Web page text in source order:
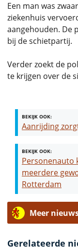
Een man was
ziekenhuis
aangehouden. De
bij de schietpartij.
Verder zoekt de
te krijgen over de
BEKIJK OOK:
Aanrijding
BEKIJK OOK:
Personenauto
meerdere
Rotterdam
Meer
Gerelateerde